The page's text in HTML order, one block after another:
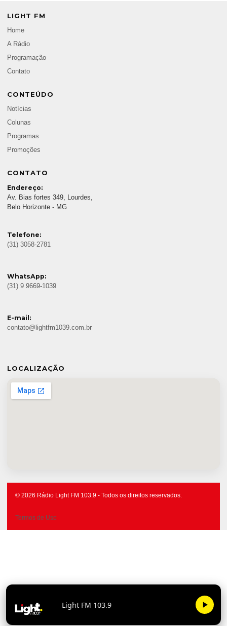
LIGHT FM
Home
A Rádio
Programação
Contato
CONTEÚDO
Notícias
Colunas
Programas
Promoções
CONTATO
Endereço:
Av. Bias fortes 349, Lourdes,
Belo Horizonte - MG
Telefone:
(31) 3058-2781
WhatsApp:
(31) 9 9669-1039
E-mail:
contato@lightfm1039.com.br
LOCALIZAÇÃO
© 2026 Rádio Light FM 103.9 - Todos os direitos reservados.
Termos de Uso
Light FM 103.9